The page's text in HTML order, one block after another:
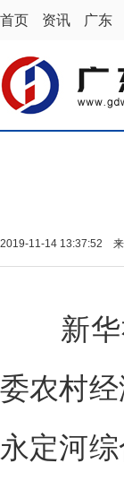
首页 资讯 广东
2019-11-14 13:37:52
新华社
委农村
永定河